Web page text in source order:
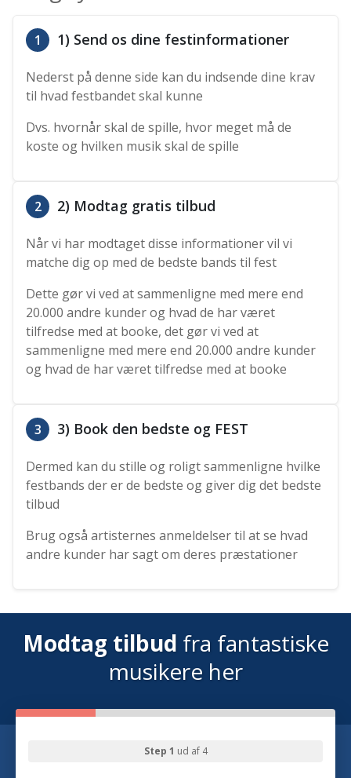
1 1) Send os dine festinformationer
Nederst på denne side kan du indsende dine krav
til hvad festbandet skal kunne
Dvs. hvornår skal de spille, hvor meget må de
koste og hvilken musik skal de spille
2 2) Modtag gratis tilbud
Når vi har modtaget disse informationer vil vi
matche dig op med de bedste bands til fest
Dette gør vi ved at sammenligne med mere end
20.000 andre kunder og hvad de har været
tilfredse med at booke, det gør vi ved at
sammenligne med mere end 20.000 andre kunder
og hvad de har været tilfredse med at booke
3 3) Book den bedste og FEST
Dermed kan du stille og roligt sammenligne hvilke
festbands der er de bedste og giver dig det bedste
tilbud
Brug også artisternes anmeldelser til at se hvad
andre kunder har sagt om deres præstationer
Modtag tilbud fra fantastiske
musikere her
Step 1 ud af 4